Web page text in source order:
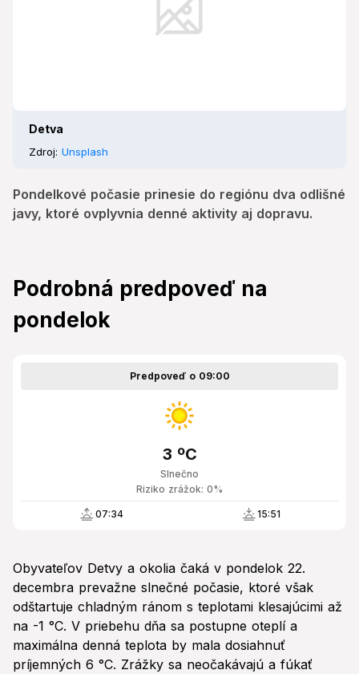
Detva
Zdroj: Unsplash
Pondelkové počasie prinesie do regiónu dva odlišné
javy, ktoré ovplyvnia denné aktivity aj dopravu.
Podrobná predpoveď na
pondelok
Predpoveď o 09:00
Slnečno
3 ºC
Riziko zrážok: 0%
07:34 15:51
Obyvateľov Detvy a okolia čaká v pondelok 22.
decembra prevažne slnečné počasie, ktoré však
odštartuje chladným ránom s teplotami klesajúcimi až
na -1 °C. V priebehu dňa sa postupne oteplí a
maximálna denná teplota by mala dosiahnuť
príjemných 6 °C. Zrážky sa neočakávajú a fúkať